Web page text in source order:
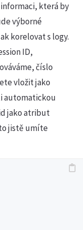
která by
výborné
korelovat s logy.
ID,
číslo
vložit jako
automatickou
jako atribut
jistě umíte